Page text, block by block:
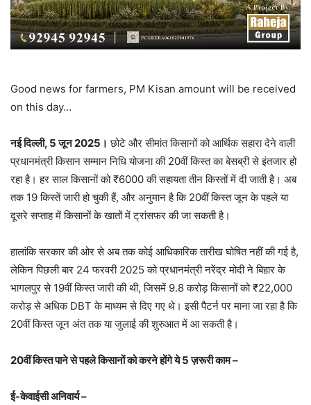
Good news for farmers, PM Kisan amount will be received
on this day…
नई दिल्ली, 5 जून 2025। छोटे और सीमांत किसानों को आर्थिक सहारा देने वाली
प्रधानमंत्री किसान सम्मान निधि योजना की 20वीं किस्त का बेसब्री से इंतजार हो
रहा है। हर साल किसानों को ₹6000 की सहायता तीन किस्तों में दी जाती है। अब
तक 19 किस्तें जारी हो चुकी हैं, और अनुमान है कि 20वीं किस्त जून के पहले या
दूसरे सप्ताह में किसानों के खातों में ट्रांसफर की जा सकती है।
हालांकि सरकार की ओर से अब तक कोई आधिकारिक तारीख घोषित नहीं की गई है,
लेकिन पिछली बार 24 फरवरी 2025 को प्रधानमंत्री नरेंद्र मोदी ने बिहार के
भागलपुर से 19वीं किस्त जारी की थी, जिसमें 9.8 करोड़ किसानों को ₹22,000
करोड़ से अधिक DBT के माध्यम से दिए गए थे। इसी पैटर्न पर माना जा रहा है कि
20वीं किस्त जून अंत तक या जुलाई की शुरुआत में आ सकती है।
20वीं किस्त पाने से पहले किसानों को करने होंगे ये 5 ज़रूरी काम –
ई-केवाईसी अनिवार्य –